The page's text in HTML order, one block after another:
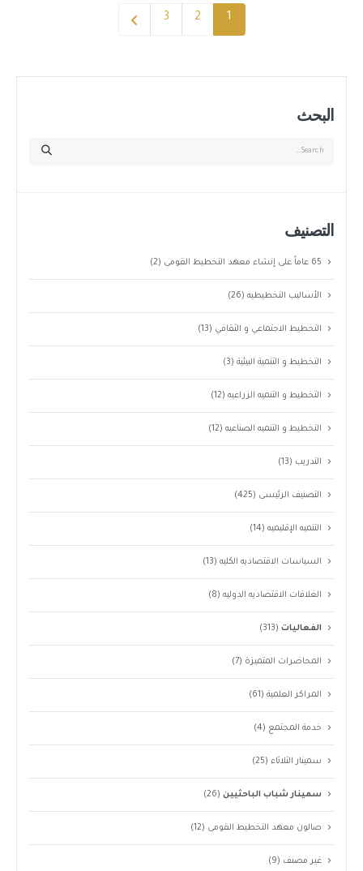
1
2
3
البحث
التصنيف
65 عاماً على إنشاء معهد التخطيط القومى (2)
الأساليب التخطيطيه(26)
التخطيط الاجتماعي و الثقافي (13)
التخطيط و التنمية البيئية(3)
التخطيط و التنميه الزراعيه(12)
التخطيط و التنميه الصناعيه(12)
التدريب (13)
التصنيف الرئيسى (425)
التنميه الإقليميه(14)
السياسات الاقتصاديه الكليه(13)
العلاقات الاقتصاديه الدوليه(8)
الفعاليات(313)
المحاضرات المتميزة (7)
المراكز العلمية(61)
خدمة المجتمع (4)
سمينار الثلاثاء(25)
سمينار شباب الباحثيين(26)
صالون معهد التخطيط القومى (12)
غير مصنف (9)